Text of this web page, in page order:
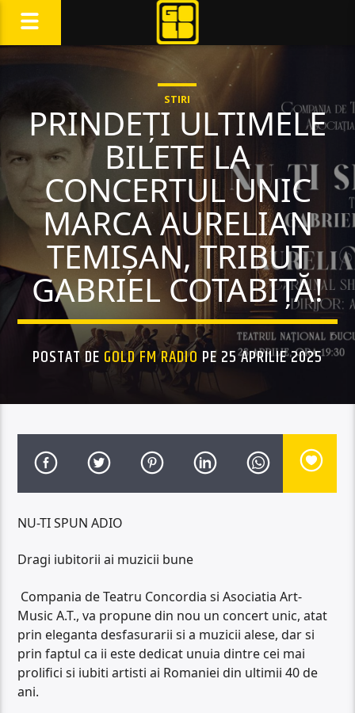
STIRI
PRINDEȚI ULTIMELE
BILETE LA
CONCERTUL UNIC
MARCA AURELIAN
TEMIȘAN, TRIBUT
GABRIEL COTABIȚĂ!
POSTAT DE GOLD FM RADIO PE 25 APRILIE 2025
NU-TI SPUN ADIO
Dragi iubitorii ai muzicii bune
Compania de Teatru Concordia si Asociatia Art-
Music A.T., va propune din nou un concert unic, atat
prin eleganta desfasurarii si a muzicii alese, dar si
prin faptul ca ii este dedicat unuia dintre cei mai
prolifici si iubiti artisti ai Romaniei din ultimii 40 de
ani.